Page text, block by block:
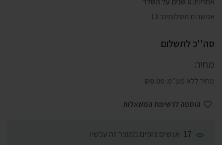
אפשרות תשלומים: 12
סה''כ לתשלום
מחיר:
מחיר ללא מע"מ: ₪0.00
הוספה לרשימת המשאלות
17 אנשים צופים במוצר זה עכשיו